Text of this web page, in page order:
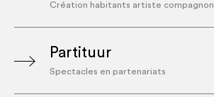
Création habitants artiste compagnon
Partituur
Spectacles en partenariats